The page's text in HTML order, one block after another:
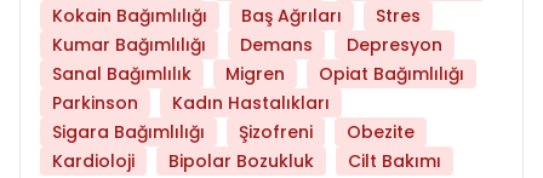
Kokain Bağımlılığı
Baş Ağrıları
Stres
Kumar Bağımlılığı
Demans
Depresyon
Sanal Bağımlılık
Migren
Opiat Bağımlılığı
Parkinson
Kadın Hastalıkları
Sigara Bağımlılığı
Şizofreni
Obezite
Kardioloji
Bipolar Bozukluk Cilt Bakımı